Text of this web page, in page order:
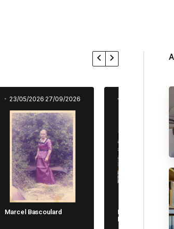
23/05/2026 27/09/2026
Marcel Bascoulard
27/
Michela Cane. Chi
Non Dimentica